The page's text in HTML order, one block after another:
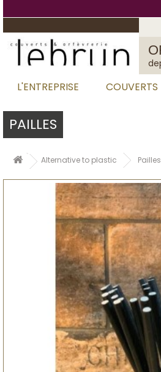
L'ENTREPRISE COUVERTS
PAILLES
Alternative to plastic Pailles